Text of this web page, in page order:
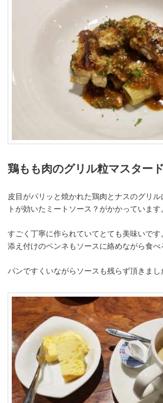
鶏もも肉のグリル粒マスター
皮目がパリッと焼かれた鶏肉とナスのグリ
トが効いたミートソース？がかかっています。
すごく丁寧に作られていてとても美味いです。
添え付けのペンネもソースに絡めながら食べ
パンですくいながらソースも残らず頂きまし